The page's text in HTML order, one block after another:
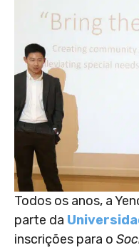
Todos os anos, a
parte da
inscrições para o